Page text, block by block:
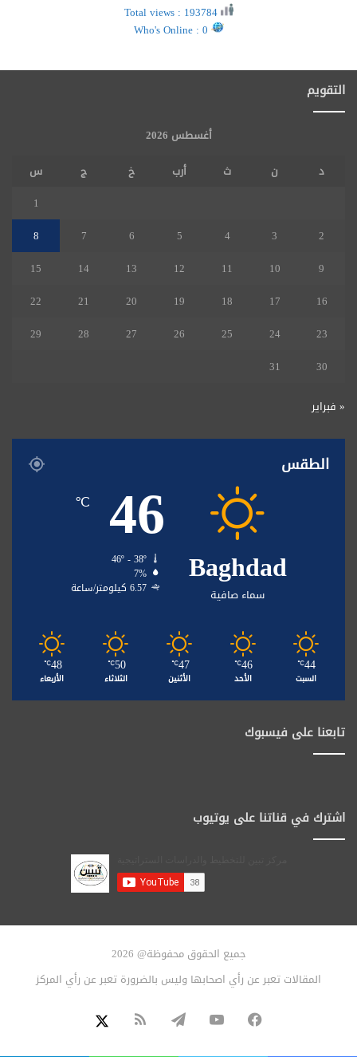
Total views : 193784
التقويم
أغسطس 2026
د
ن ث أرب خ ج
س
1
2
3
4
5
6
7
8
9
10
11
12
13
14
15
16
17
18
19
20
21
22
23
24
25
26
27
28
29
30
31
« فبراير
الطقس
Baghdad
سماء صافية
46
℃
46º - 38º
7%
6.57 كيلومتر/ساعة
44
℃
السبت
46
℃
الأحد
47
℃
الأثنين
50
℃
الثلاثاء
48
℃
الأربعاء
تابعنا على فيسبوك
اشترك في قناتنا على يوتيوب
جميع الحقوق محفوظة@ 2026
المقالات تعبر عن رأي اصحابها وليس بالضرورة تعبر عن رأي المركز
فيسبوكيوتيوبتيلقرامملخص